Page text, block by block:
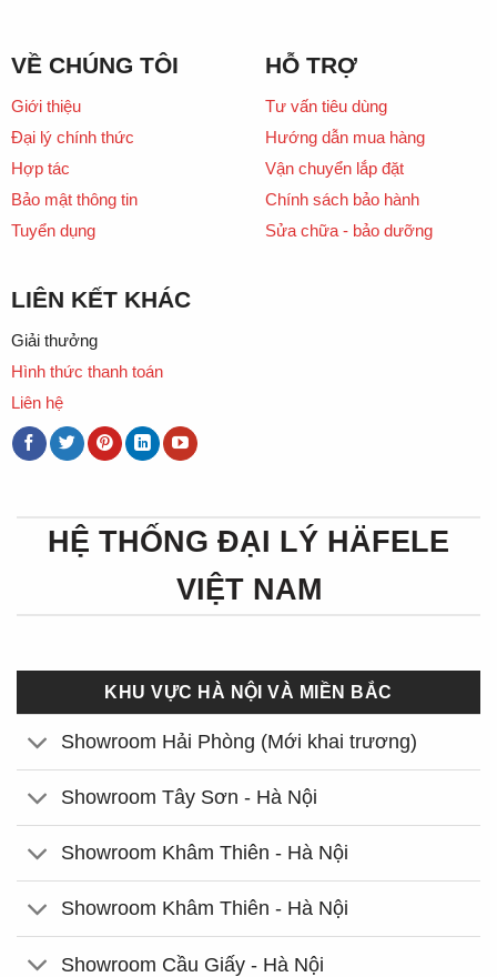
VỀ CHÚNG TÔI
Giới thiệu
Đại lý chính thức
Hợp tác
Bảo mật thông tin
Tuyển dụng
HỖ TRỢ
Tư vấn tiêu dùng
Hướng dẫn mua hàng
Vận chuyển lắp đặt
Chính sách bảo hành
Sửa chữa - bảo dưỡng
LIÊN KẾT KHÁC
Giải thưởng
Hình thức thanh toán
Liên hệ
HỆ THỐNG ĐẠI LÝ HÄFELE
VIỆT NAM
KHU VỰC HÀ NỘI VÀ MIỀN BẮC
Showroom Hải Phòng (Mới khai trương)
Showroom Tây Sơn - Hà Nội
Showroom Khâm Thiên - Hà Nội
Showroom Khâm Thiên - Hà Nội
Showroom Cầu Giấy - Hà Nội